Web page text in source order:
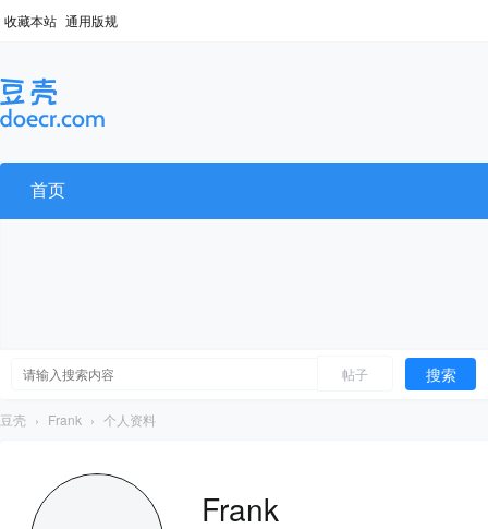
收藏本站 通用版规
首页
帖子 搜索
豆壳 › Frank › 个人资料
Frank